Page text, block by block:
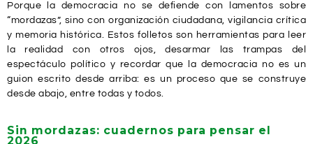
Porque la democracia no se defiende con lamentos sobre
“mordazas”, sino con organización ciudadana, vigilancia crítica
y memoria histórica. Estos folletos son herramientas para leer
la realidad con otros ojos, desarmar las trampas del
espectáculo político y recordar que la democracia no es un
guion escrito desde arriba: es un proceso que se construye
desde abajo, entre todas y todos.
Sin mordazas: cuadernos para pensar el
2026